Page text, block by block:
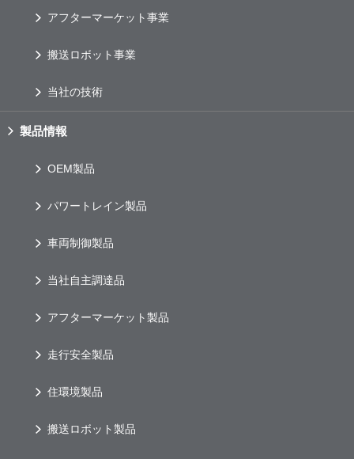
アフターマーケット事業
搬送ロボット事業
当社の技術
製品情報
OEM製品
パワートレイン製品
車両制御製品
当社自主調達品
アフターマーケット製品
走行安全製品
住環境製品
搬送ロボット製品